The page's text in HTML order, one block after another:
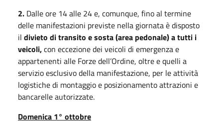
2. Dalle ore 14 alle 24 e, comunque, fino al termine
delle manifestazioni previste nella giornata è disposto
il divieto di transito e sosta (area pedonale) a tutti i
veicoli,con eccezione dei veicoli di emergenza e
appartenenti alle Forze dell’Ordine, oltre e quelli a
servizio esclusivo della manifestazione, per le attività
logistiche di montaggio e posizionamento attrazioni e
bancarelle autorizzate.
Domenica 1° ottobre